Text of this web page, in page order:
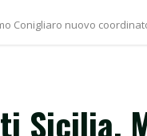
Conigliaro nuovo
Sicilia,